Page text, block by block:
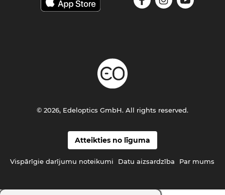
Atteikties no līguma
Vispārīgie darījumu noteikumi Datu aizsardzība Par mums
© 2026, Edeloptics GmbH. All rights reserved.